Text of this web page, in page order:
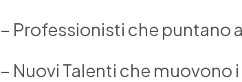
– Professionisti che puntano
– Nuovi Talenti che muovono